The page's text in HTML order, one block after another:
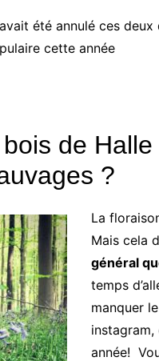
été annulé ces
cette année
de
?
La
Mais cela
général
temps
manquer
année!